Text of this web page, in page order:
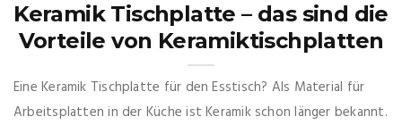
Keramik Tischplatte – das sind die
Vorteile von Keramiktischplatten
Eine Keramik Tischplatte für den Esstisch? Als Material für
Arbeitsplatten in der Küche ist Keramik schon länger bekannt.